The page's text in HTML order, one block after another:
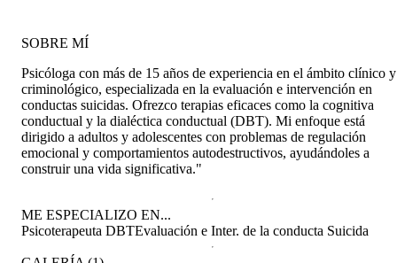
SOBRE MÍ
Psicóloga con más de 15 años de experiencia en el ámbito clínico y
criminológico, especializada en la evaluación e intervención en
conductas suicidas. Ofrezco terapias eficaces como la cognitiva
conductual y la dialéctica conductual (DBT). Mi enfoque está
dirigido a adultos y adolescentes con problemas de regulación
emocional y comportamientos autodestructivos, ayudándoles a
construir una vida significativa."
ME ESPECIALIZO EN...
Psicoterapeuta DBTEvaluación e Inter. de la conducta Suicida